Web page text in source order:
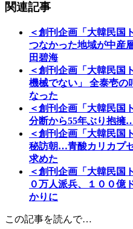
関連記事
＜創刊企画「大韓民国
つなかった地域が中産
田碧海
＜創刊企画「大韓民国
機械でない」 全泰壱
なった
＜創刊企画「大韓民国
分断から55年ぶり抱擁
＜創刊企画「大韓民国
秘訪朝…青酸カリカプ
求めた
＜創刊企画「大韓民国
０万人派兵、１００億
かりに
この記事を読んで…